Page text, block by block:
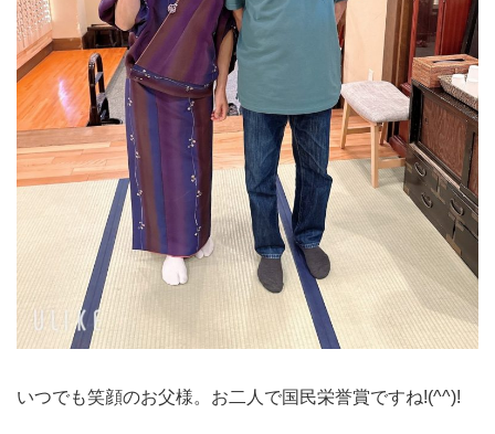
いつでも笑顔のお父様。お二人で国民栄誉賞ですね!(^^)!